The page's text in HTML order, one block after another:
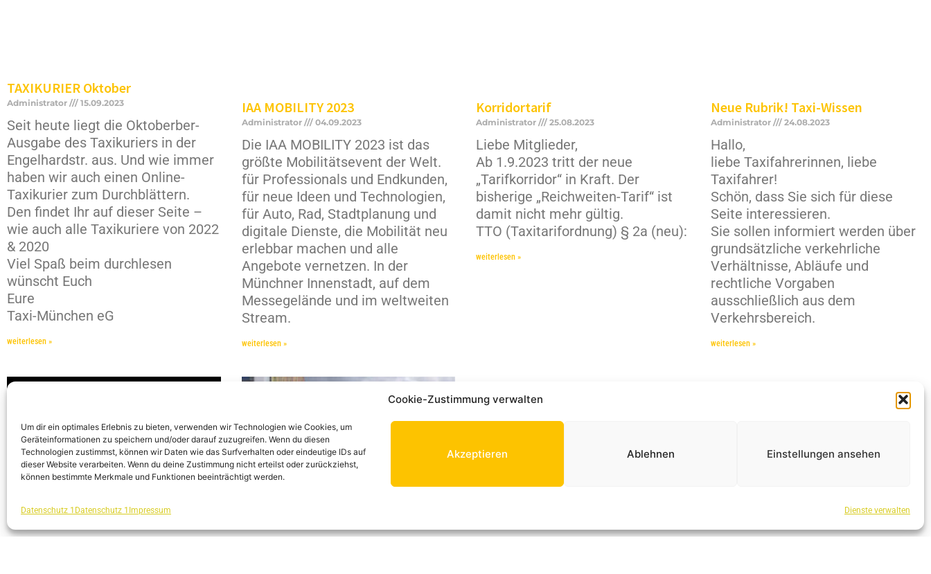
Cookie-Zustimmung verwalten
Um dir ein optimales Erlebnis zu bieten, verwenden wir Technologien wie Cookies, um
Geräteinformationen zu speichern und/oder darauf zuzugreifen. Wenn du diesen
Technologien zustimmst, können wir Daten wie das Surfverhalten oder eindeutige IDs auf
dieser Website verarbeiten. Wenn du deine Zustimmung nicht erteilst oder zurückziehst,
können bestimmte Merkmale und Funktionen beeinträchtigt werden.
Dienste verwalten
Akzeptieren Ablehnen Einstellungen ansehen
Datenschutz 1 Datenschutz 1 Impressum
TAXIKURIER Oktober
Administrator 15.09.2023
Seit heute liegt die Oktoberber-
Ausgabe des Taxikuriers in der
Engelhardstr. aus. Und wie immer
haben wir auch einen Online-
Taxikurier zum Durchblättern.
Den findet Ihr auf dieser Seite –
wie auch alle Taxikuriere von 2022
& 2020
Viel Spaß beim durchlesen
wünscht Euch
Eure
Taxi-München eG
weiterlesen »
IAA MOBILITY 2023
Administrator 04.09.2023
Die IAA MOBILITY 2023 ist das
größte Mobilitätsevent der Welt.
für Professionals und Endkunden,
für neue Ideen und Technologien,
für Auto, Rad, Stadtplanung und
digitale Dienste, die Mobilität neu
erlebbar machen und alle
Angebote vernetzen. In der
Münchner Innenstadt, auf dem
Messegelände und im weltweiten
Stream.
weiterlesen »
Korridortarif
Administrator 25.08.2023
Liebe Mitglieder,
Ab 1.9.2023 tritt der neue
„Tarifkorridor“ in Kraft. Der
bisherige „Reichweiten-Tarif“ ist
damit nicht mehr gültig.
TTO (Taxitarifordnung) § 2a (neu):
weiterlesen »
Neue Rubrik! Taxi-Wissen
Administrator 24.08.2023
Hallo,
liebe Taxifahrerinnen, liebe
Taxifahrer!
Schön, dass Sie sich für diese
Seite interessieren.
Sie sollen informiert werden über
grundsätzliche verkehrliche
Verhältnisse, Abläufe und
rechtliche Vorgaben
ausschließlich aus dem
Verkehrsbereich.
weiterlesen »